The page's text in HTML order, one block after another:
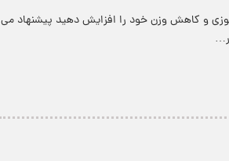
و کاهش وزن خود را افزایش دهید پیشنهاد می